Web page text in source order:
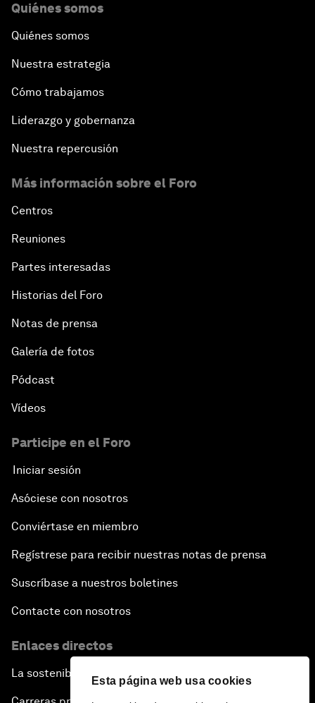
Esta página web usa cookies
Quiénes somos
Quiénes somos
Nuestra estrategia
Cómo trabajamos
Liderazgo y gobernanza
Nuestra repercusión
Más información sobre el Foro
Centros
Reuniones
Partes interesadas
Historias del Foro
Notas de prensa
Galería de fotos
Pódcast
Vídeos
Participe en el Foro
Iniciar sesión
Asóciese con nosotros
Conviértase en miembro
Regístrese para recibir nuestras notas de prensa
Suscríbase a nuestros boletines
Contacte con nosotros
Enlaces directos
La sostenibilidad en el Foro